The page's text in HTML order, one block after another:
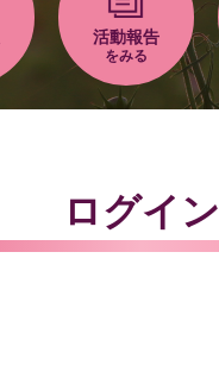
活動報告
をみる
ログイン